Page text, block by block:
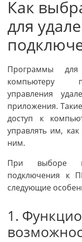
Как
для
Программы
компьютеру
управления
приложения.
доступ к
управлять им,
ним.
При выборе
подключения к
следующие
1.